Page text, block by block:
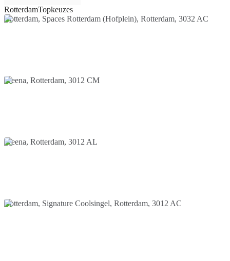
RotterdamTopkeuzes
Rotterdam, Spaces Rotterdam (Hofplein), Rotterdam, 3032 AC
Weena, Rotterdam, 3012 CM
Weena, Rotterdam, 3012 AL
Rotterdam, Signature Coolsingel, Rotterdam, 3012 AC